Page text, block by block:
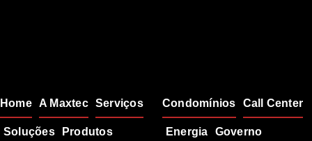
Home A Maxtec Serviços
Soluções Produtos
Condomínios Call Center
Energia Governo